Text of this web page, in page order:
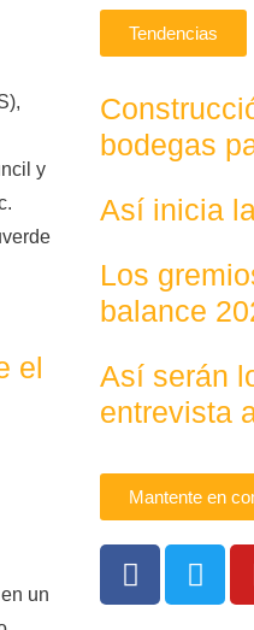
y
el
un
Tendencias
bodegas
Así inicia
Los
balance
Así serán
entrevista
Mantente en